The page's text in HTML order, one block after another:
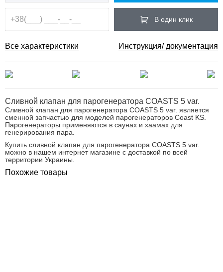
В один клик
Все характеристики Инструкция/ документация
Сливной клапан для парогенератора COASTS 5 var.
Сливной клапан для парогенератора COASTS 5 var. является
сменной запчастью для моделей парогенераторов Coast KS.
Парогенераторы применяются в саунах и хаамах для
генерирования пара.
Купить cливной клапан для парогенератора COASTS 5 var.
можно в нашем интернет магазине с доставкой по всей
территории Украины.
Похожие товары